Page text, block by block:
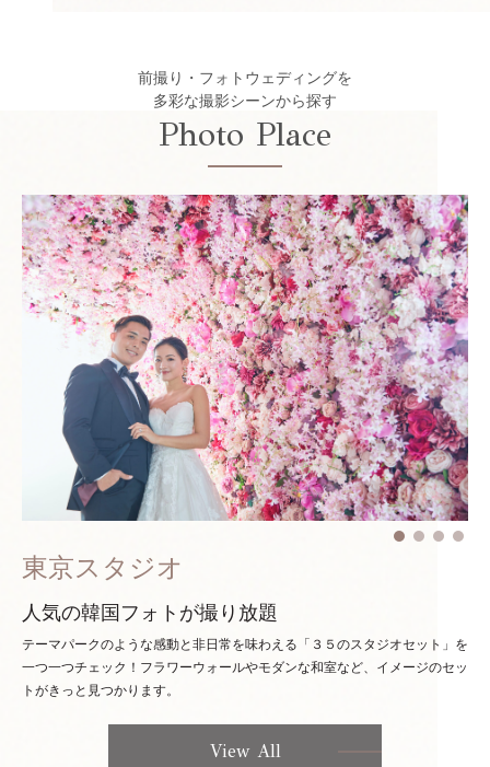
前撮り・フォトウェディングを
多彩な撮影シーンから探す
Photo Place
東京スタジオ
人気の韓国フォトが撮り放題
テーマパークのような感動と非日常を味わえる「３５のスタジオセット」を
一つ一つチェック！ フラワーウォールやモダンな和室など、イメージのセッ
トがきっと見つかります。
View All